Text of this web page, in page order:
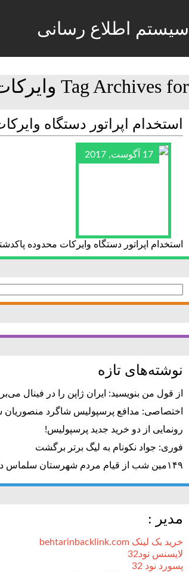
سیستم اطلاع رسانی
Tag Archives for وایرکات
استخدام اپراتور دستگاه
17 آگوست, 2017
استخدام اپراتور دستگاه وایرکات محدوده
برای:
نوشته‌های تازه
از قول من بنویسید: ایران ژاپن را در فینال
اختصاصی: مدافع پرسپولیس شاگرد منصوریان
رونمایی از دو خرید جدید پرسپولیس!
فوری: جواد نکونام به لیگ برتر برگشت
۱۴۹مین شب از قیام مردم شهرستان سلماس در راستای خونخواهی رهبر شهید + تصاویر
مدیر :
خرید بک لینک behtarinbacklink.com
لایسنس نود32
پسورد نود 32